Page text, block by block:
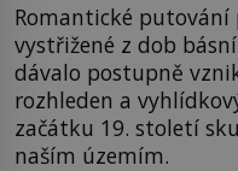
Romantické putování
vystřižené z dob
dávalo postupně
rozhleden a
začátku 19. století
naším územím.